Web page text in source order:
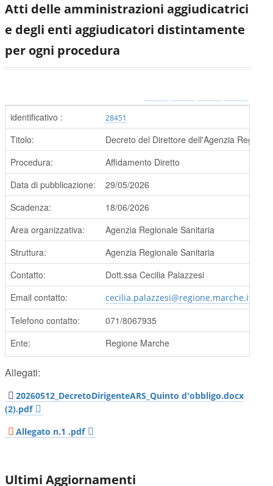
Atti delle amministrazioni aggiudicatrici
e degli enti aggiudicatori distintamente
per ogni procedura
identificativo : 28451
Titolo:
Decreto del Direttore dell'Agenzia
Procedura:
Affidamento Diretto
Data di pubblicazione:
29/05/2026
Scadenza:
18/06/2026
Area organizzativa:
Agenzia Regionale Sanitaria
Struttura:
Agenzia Regionale Sanitaria
Contatto:
Dott.ssa Cecilia Palazzesi
Email contatto:
cecilia.palazzesi@regione.marche.it
Telefono contatto:
071/8067935
Ente:
Regione Marche
Allegati:
20260512_DecretoDirigenteARS_Quinto d'obbligo.docx
(2).pdf
Allegato n.1 .pdf
Ultimi Aggiornamenti